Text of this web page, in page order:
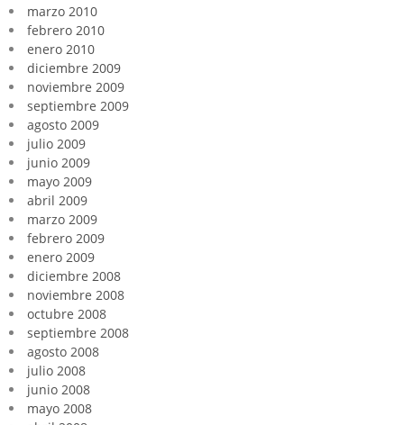
marzo 2010
febrero 2010
enero 2010
diciembre 2009
noviembre 2009
septiembre 2009
agosto 2009
julio 2009
junio 2009
mayo 2009
abril 2009
marzo 2009
febrero 2009
enero 2009
diciembre 2008
noviembre 2008
octubre 2008
septiembre 2008
agosto 2008
julio 2008
junio 2008
mayo 2008